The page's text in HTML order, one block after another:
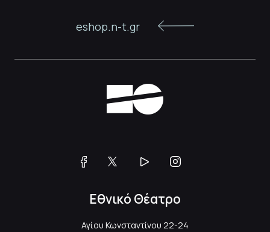
eshop.n-t.gr
Εθνικό Θέατρο
Αγίου Κωνσταντίνου 22-24